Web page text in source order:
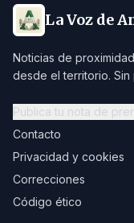
La Voz de
Noticias de
desde el territorio.
Publica tu nota de
Contacto
Privacidad y cookies
Correcciones
Código ético